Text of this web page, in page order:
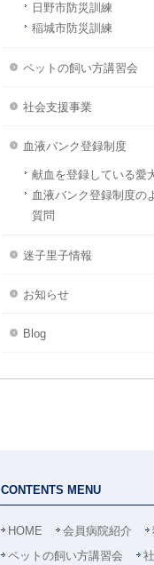
日野市防災訓練
稲城市防災訓練
ペットの飼い方講習会
社会支援事業
血液バンク登録制度
献血を登録している愛
血液バンク登録制度の
質問
迷子里子情報
お知らせ
Blog
CONTENTS MENU
HOME 会員病院紹介
ペットの飼い方講習会